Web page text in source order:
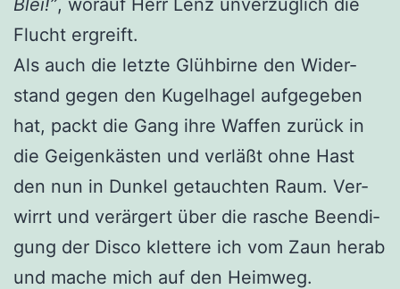
Flucht ergreift.
Als auch die letz­te Glüh­bir­ne den Wider­
stand gegen den Kugel­ha­gel auf­ge­ge­ben
hat, packt die Gang ihre Waf­fen zurück in
die Gei­gen­käs­ten und ver­läßt ohne Hast
den nun in Dun­kel getauch­ten Raum. Ver­
wirrt und ver­är­gert über die rasche Been­di­
gung der Dis­co klet­te­re ich vom Zaun her­ab
und mache mich auf den Heimweg.